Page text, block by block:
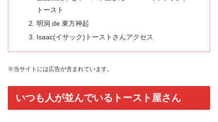
トースト
明洞 de 東方神起
Isaac(イサック)トーストさんアクセス
※当サイトには広告が含まれています。
いつも人が並んでいるトースト屋さん